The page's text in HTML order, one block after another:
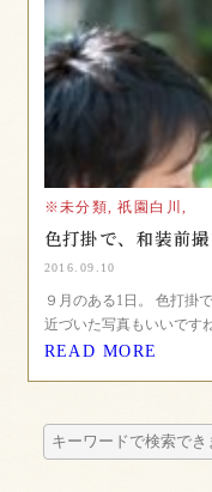
※未分類, 祇園白川,
色打掛で、和装前
2016.09.10
９月のある1日。 色打掛
近づいた写真もいいです
READ MORE